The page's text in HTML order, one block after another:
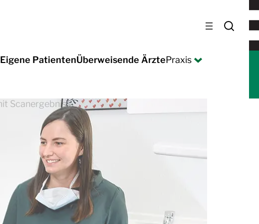
Eigene PatientenÜberweisende ÄrztePraxis